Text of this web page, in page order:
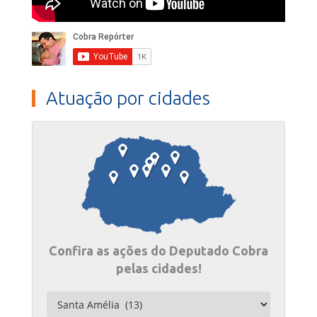
Atuação por cidades
Confira as ações do Deputado Cobra
pelas cidades!